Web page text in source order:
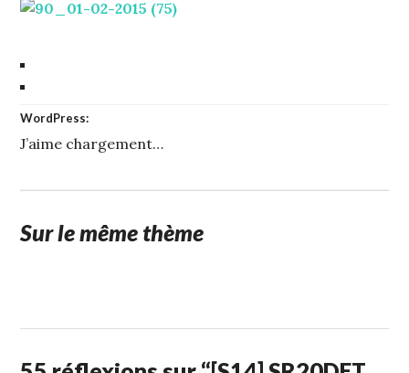
WordPress:
J’aime chargement…
Sur le même thème
2015